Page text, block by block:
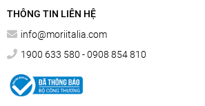
THÔNG TIN LIÊN HỆ
info@moriitalia.com
1900 633 580 - 0908 854 810